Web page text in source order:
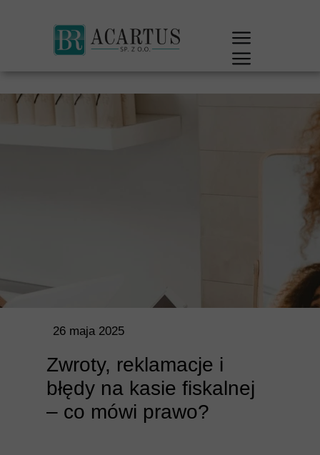
26 maja 2025
Zwroty, reklamacje i
błędy na kasie fiskalnej
– co mówi prawo?